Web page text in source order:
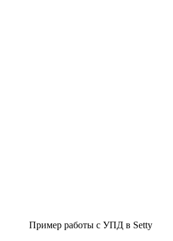
Пример работы с УПД в Setty